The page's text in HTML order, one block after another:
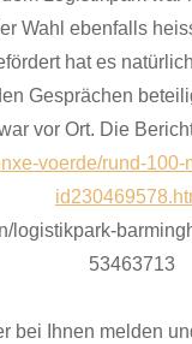
Wahl ebenfalls
hat es
Gesprächen
vor Ort. Die
voerde/rund-
logistikpark-
53463713
bei Ihnen melden